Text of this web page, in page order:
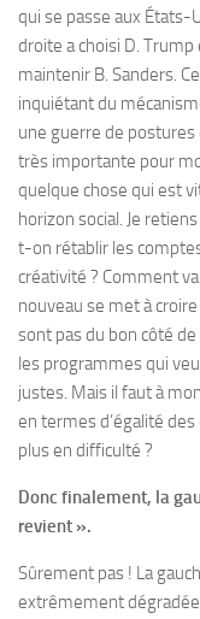
qui se passe aux États-
droite a choisi D.
maintenir B. Sanders.
inquiétant du
une guerre de postures
très importante pour
quelque chose qui est
horizon social. Je
t-on rétablir les
créativité ? Comment
nouveau se met à
sont pas du bon côté
les programmes qui
justes. Mais il faut à
en termes d’égalité
plus en difficulté ?
Donc finalement, la
revient ».
Sûrement pas ! La
extrêmement dégradée